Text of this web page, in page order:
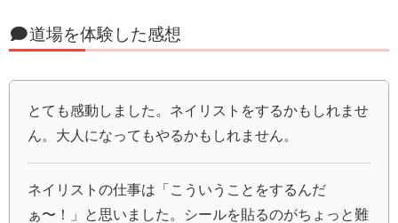
道場を体験した感想
とても感動しました。ネイリストをするかもしれませ
ん。大人になってもやるかもしれません。
ネイリストの仕事は「こういうことをするんだ
ぁ〜！」と思いました。シールを貼るのがちょっと難